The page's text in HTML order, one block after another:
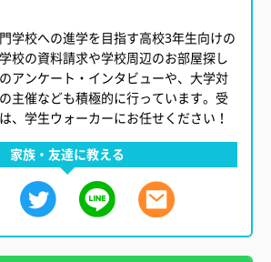
家族・友達に教える
学校への進学を目指す高校3年生向けの
校の資料請求や学校周辺のお部屋探し
アンケート・インタビューや、大学対
主催なども積極的に行っています。受
、学生ウォーカーにお任せください！